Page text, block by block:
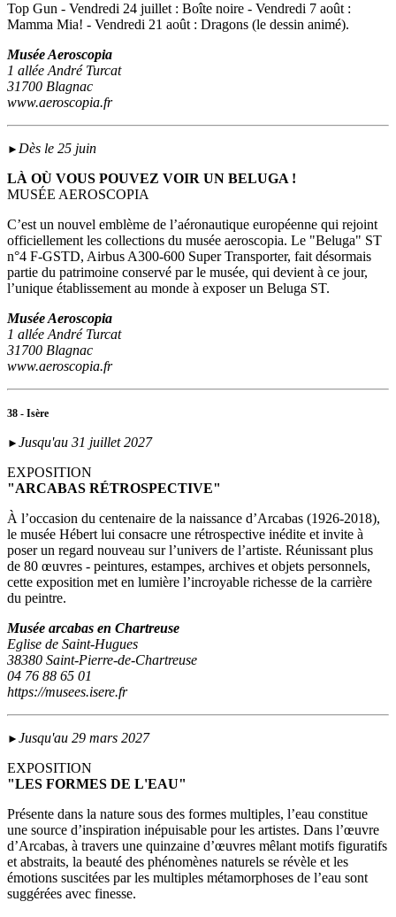
Top Gun - Vendredi 24 juillet : Boîte noire - Vendredi 7 août :
Mamma Mia! - Vendredi 21 août : Dragons (le dessin animé).
Musée Aeroscopia
1 allée André Turcat
31700 Blagnac
www.aeroscopia.fr
► Dès le 25 juin
LÀ OÙ VOUS POUVEZ VOIR UN BELUGA !
MUSÉE AEROSCOPIA
C’est un nouvel emblème de l’aéronautique européenne qui rejoint
officiellement les collections du musée aeroscopia. Le "Beluga" ST
n°4 F-GSTD, Airbus A300-600 Super Transporter, fait désormais
partie du patrimoine conservé par le musée, qui devient à ce jour,
l’unique établissement au monde à exposer un Beluga ST.
Musée Aeroscopia
1 allée André Turcat
31700 Blagnac
www.aeroscopia.fr
38 - Isère
► Jusqu'au 31 juillet 2027
EXPOSITION
"ARCABAS RÉTROSPECTIVE"
À l’occasion du centenaire de la naissance d’Arcabas (1926-2018),
le musée Hébert lui consacre une rétrospective inédite et invite à
poser un regard nouveau sur l’univers de l’artiste. Réunissant plus
de 80 œuvres - peintures, estampes, archives et objets personnels,
cette exposition met en lumière l’incroyable richesse de la carrière
du peintre.
Musée arcabas en Chartreuse
Eglise de Saint-Hugues
38380 Saint-Pierre-de-Chartreuse
04 76 88 65 01
https://musees.isere.fr
► Jusqu'au 29 mars 2027
EXPOSITION
"LES FORMES DE L'EAU"
Présente dans la nature sous des formes multiples, l’eau constitue
une source d’inspiration inépuisable pour les artistes. Dans l’œuvre
d’Arcabas, à travers une quinzaine d’œuvres mêlant motifs figuratifs
et abstraits, la beauté des phénomènes naturels se révèle et les
émotions suscitées par les multiples métamorphoses de l’eau sont
suggérées avec finesse.